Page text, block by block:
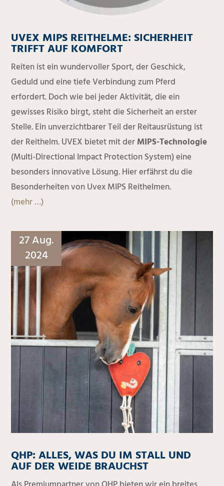
UVEX MIPS REITHELME: SICHERHEIT
TRIFFT AUF KOMFORT
Reiten ist ein wundervoller Sport, der Geschick,
Geduld und eine tiefe Verbindung zum Pferd
erfordert. Doch wie bei jeder Aktivität, die ein
gewisses Risiko birgt, steht die Sicherheit an erster
Stelle. Ein unverzichtbarer Teil der Reitausrüstung ist
der Reithelm. UVEX bietet mit derMIPS-Technologie
(Multi-Directional Impact Protection System) eine
besonders innovative Lösung. Hier erfährst du die
Besonderheiten von Uvex MIPS Reithelmen.
(mehr …)
27 Aug.
2024
QHP: ALLES, WAS DU IM STALL UND
AUF DER WEIDE BRAUCHST